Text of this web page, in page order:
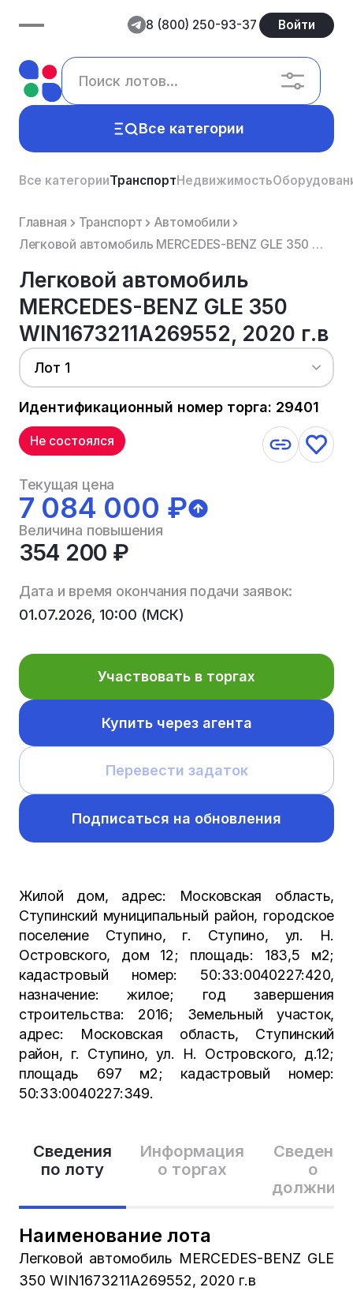
8 (800) 250-93-37 Войти
Все категории
Все категорииТранспортНедвижимость
Главная Транспорт
Автомобили
Легковой автомобиль MERCEDES-BENZ GLE 350 WIN1673211A269552, 2020 г.в
Легковой автомобиль
MERCEDES-BENZ GLE 350
WIN1673211A269552, 2020 г.в
Лот 1
Идентификационный номер торга: 29401
Сведения
по лоту
Информация
о торгах
Сведения
о
Наименование лота
Легковой автомобиль MERCEDES-BENZ GLE
350 WIN1673211A269552, 2020 г.в
Не состоялся
Текущая цена
7 084 000 ₽
Величина повышения
354 200 ₽
Дата и время окончания подачи заявок:
01.07.2026, 10:00 (МСК)
Участвовать в торгах
Купить через агента
Перевести задаток
Подписаться на обновления
Жилой дом, адрес: Московская область,
Ступинский муниципальный район, городское
поселение Ступино, г. Ступино, ул. Н.
Островского, дом 12; площадь: 183,5 м2;
кадастровый номер: 50:33:0040227:420,
назначение: жилое; год завершения
строительства: 2016; Земельный участок,
адрес: Московская область, Ступинский
район, г. Ступино, ул. Н. Островского, д.12;
площадь 697 м2; кадастровый номер:
50:33:0040227:349.